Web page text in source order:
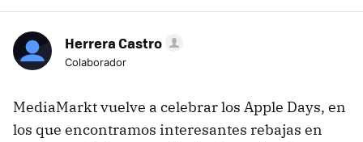
Herrera Castro
Colaborador
MediaMarkt vuelve a celebrar los Apple Days, en
los que encontramos interesantes rebajas en